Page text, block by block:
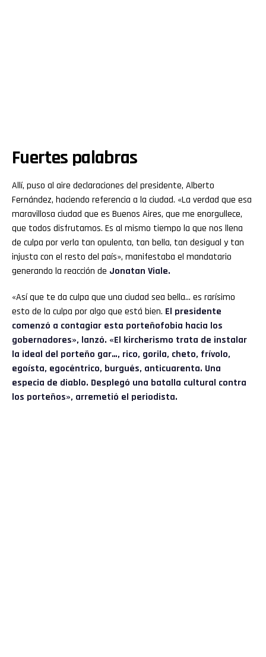
Fuertes palabras
Allí, puso al aire declaraciones del presidente, Alberto
Fernández, haciendo referencia a la ciudad. «La verdad que esa
maravillosa ciudad que es Buenos Aires, que me enorgullece,
que todos disfrutamos. Es al mismo tiempo la que nos llena
de culpa por verla tan opulenta, tan bella, tan desigual y tan
injusta con el resto del país», manifestaba el mandatario
generando la reacción de Jonatan Viale.
«Así que te da culpa que una ciudad sea bella… es rarísimo
esto de la culpa por algo que está bien. El presidente
comenzó a contagiar esta porteñofobia hacia los
gobernadores», lanzó. «El kircherismo trata de instalar
la ideal del porteño gar…, rico, gorila, cheto, frívolo,
egoísta, egocéntrico, burgués, anticuarenta. Una
especia de diablo. Desplegó una batalla cultural contra
los porteños», arremetió el periodista.